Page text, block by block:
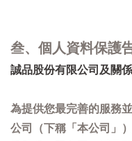
叁、個人資料保護
誠品股份有限公司及關
為提供您最完善的服務
公司（下稱「本公司」